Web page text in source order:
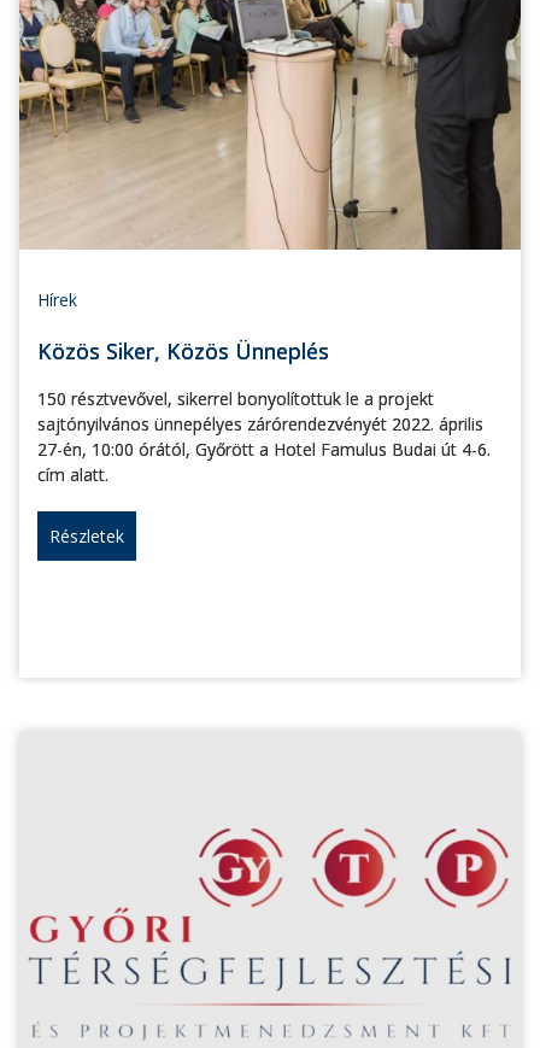
Hírek
Közös Siker, Közös Ünneplés
150 résztvevővel, sikerrel bonyolítottuk le a projekt
sajtónyilvános ünnepélyes zárórendezvényét 2022. április
27-én, 10:00 órától, Győrött a Hotel Famulus Budai út 4-6.
cím alatt.
Részletek